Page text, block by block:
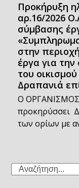
Προκήρυξη
αρ.16/2026
σύμβασης
στην
έργα για
του
Δραπανιά
Ο
προκηρύσσει
των ορίων με
Search